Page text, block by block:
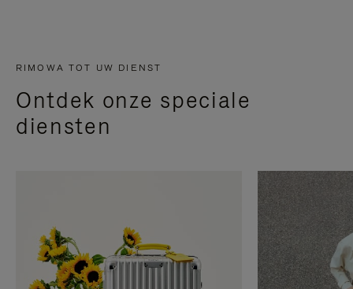
RIMOWA TOT UW DIENST
Ontdek onze speciale
diensten